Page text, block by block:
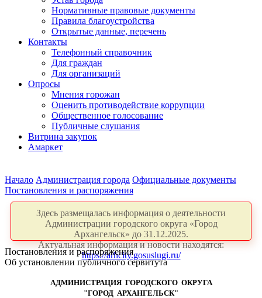
Нормативные правовые документы
Правила благоустройства
Открытые данные, перечень
Контакты
Телефонный справочник
Для граждан
Для организаций
Опросы
Мнения горожан
Оценить противодействие коррупции
Общественное голосование
Публичные слушания
Витрина закупок
Амаркет
Начало Администрация города Официальные документы
Постановления и распоряжения
Здесь размещалась информация о деятельности
Администрации городского округа «Город
Архангельск» до 31.12.2025.
Актуальная информация и новости находятся:
https://arhcity.gosuslugi.ru/
Постановления и распоряжения
Об установлении публичного сервитута
АДМИНИСТРАЦИЯ ГОРОДСКОГО ОКРУГА
"ГОРОД АРХАНГЕЛЬСК"